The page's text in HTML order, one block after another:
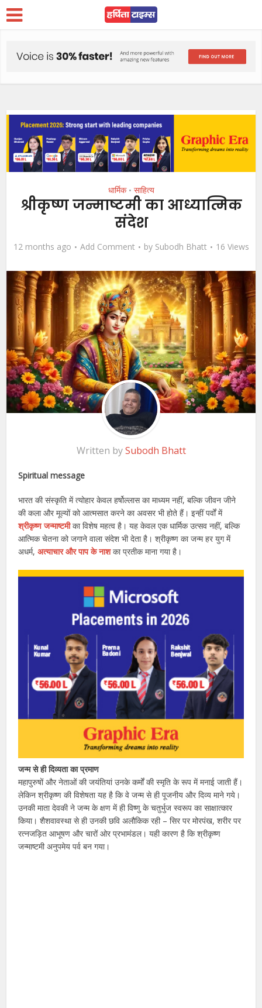
धार्मिक • साहित्य
श्रीकृष्ण जन्माष्टमी का आध्यात्मिक
संदेश
12 months ago Add Comment by Subodh Bhatt 16 Views
Written bySubodh Bhatt
Spiritual message
भारत की संस्कृति में त्योहार केवल हर्षोल्लास का माध्यम नहीं, बल्कि जीवन जीने
की कला और मूल्यों को आत्मसात करने का अवसर भी होते हैं। इन्हीं पर्वों में
श्रीकृष्ण जन्माष्टमीका विशेष महत्व है। यह केवल एक धार्मिक उत्सव नहीं, बल्कि
आत्मिक चेतना को जगाने वाला संदेश भी देता है। श्रीकृष्ण का जन्म हर युग में
अधर्म,अत्याचार और पाप के नाशका प्रतीक माना गया है।
जन्म से ही दिव्यता का प्रमाण
महापुरुषों और नेताओं की जयंतियां उनके कर्मों की स्मृति के रूप में मनाई जाती हैं।
लेकिन श्रीकृष्ण की विशेषता यह है कि वे जन्म से ही पूजनीय और दिव्य माने गये।
उनकी माता देवकी ने जन्म के क्षण में ही विष्णु के चतुर्भुज स्वरूप का साक्षात्कार
किया। शैशवावस्था से ही उनकी छवि अलौकिक रही – सिर पर मोरपंख, शरीर पर
रत्नजड़ित आभूषण और चारों ओर प्रभामंडल। यही कारण है कि श्रीकृष्ण
जन्माष्टमी अनुपमेय पर्व बन गया।